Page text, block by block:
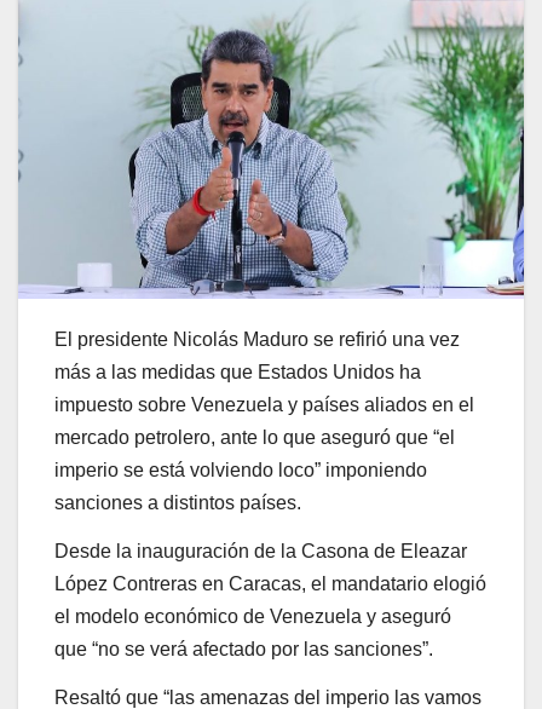
El presidente Nicolás Maduro se refirió una vez
más a las medidas que Estados Unidos ha
impuesto sobre Venezuela y países aliados en el
mercado petrolero, ante lo que aseguró que “el
imperio se está volviendo loco” imponiendo
sanciones a distintos países.
Desde la inauguración de la Casona de Eleazar
López Contreras en Caracas, el mandatario elogió
el modelo económico de Venezuela y aseguró
que “no se verá afectado por las sanciones”.
Resaltó que “las amenazas del imperio las vamos